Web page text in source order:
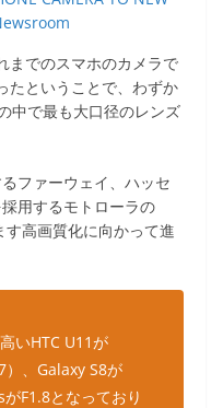
までのスマホのカメラで
たということで、わずか
中で最も大口径のレンズ
ファーウェイ、ハッセ
用するモトローラの
高画質化に向かって進
いHTC U11が
）、Galaxy S8が
F1.8となっており